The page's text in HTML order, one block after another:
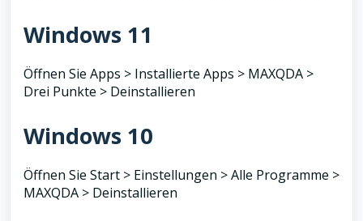
Windows 11
Öffnen Sie Apps > Installierte Apps > MAXQDA >
Drei Punkte > Deinstallieren
Windows 10
Öffnen Sie Start > Einstellungen > Alle Programme >
MAXQDA > Deinstallieren